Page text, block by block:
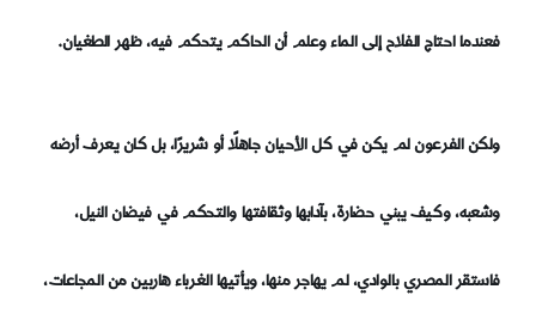
فعندما احتاج الفلاح إلى الماء وعلم أن الحاكم يتحكم فيه، ظهر الطغيان.
ولكن الفرعون لم يكن في كل الأحيان جاهلًا أو شريرًا، بل كان يعرف أرضه
وشعبه، وكيف يبني حضارة، بآدابها وثقافتها والتحكم في فيضان النيل،
فاستقر المصري بالوادي، لم يهاجر منها، ويأتيها الغرباء هاربين من المجاعات،